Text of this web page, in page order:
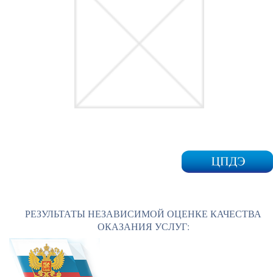
РЕЗУЛЬТАТЫ НЕЗАВИСИМОЙ ОЦЕНКЕ КАЧЕСТВА
ОКАЗАНИЯ УСЛУГ: